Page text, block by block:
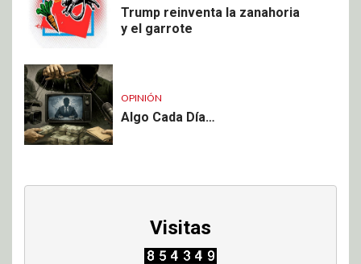
Trump reinventa la zanahoria
y el garrote
OPINIÓN
Algo Cada Día…
Visitas